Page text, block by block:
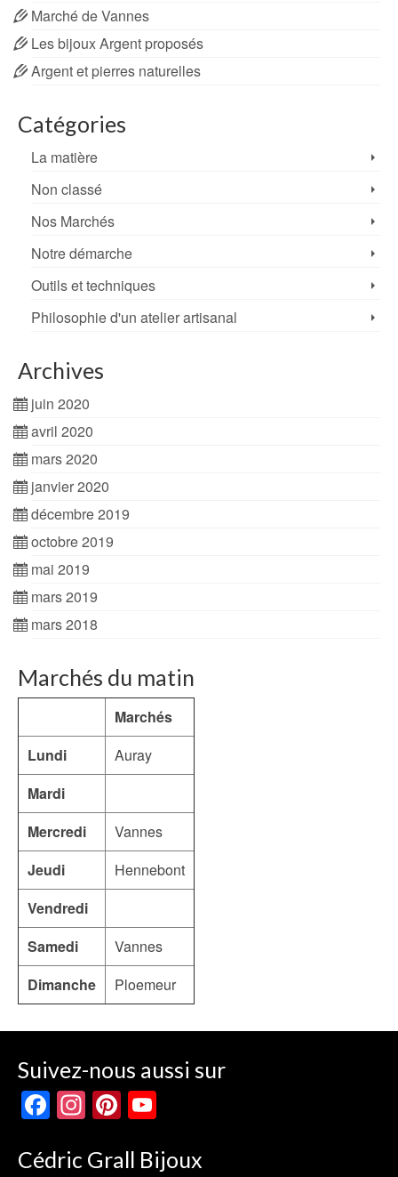
Marché de Vannes
Les bijoux Argent proposés
Argent et pierres naturelles
Catégories
La matière
Non classé
Nos Marchés
Notre démarche
Outils et techniques
Philosophie d'un atelier artisanal
Archives
juin 2020
avril 2020
mars 2020
janvier 2020
décembre 2019
octobre 2019
mai 2019
mars 2019
mars 2018
Marchés du matin
Marchés
Lundi
Auray
Mardi
Mercredi
Vannes
Jeudi
Hennebont
Vendredi
Samedi
Vannes
Dimanche
Ploemeur
Suivez-nous aussi sur
Facebook
Instagram
Pinterest
Cédric Grall Bijoux